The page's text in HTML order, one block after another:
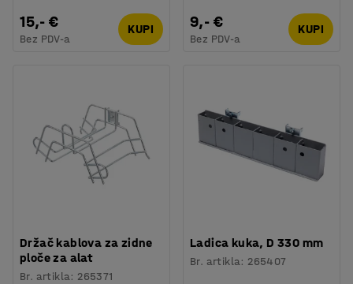
15,- €
Bez PDV-a
KUPI 9,- €
Bez PDV-a
KUPI
Držač kablova za zidne
ploče za alat
Br. artikla: 265371
Ladica kuka, D 330 mm
Br. artikla: 265407